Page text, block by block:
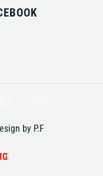
by P.F